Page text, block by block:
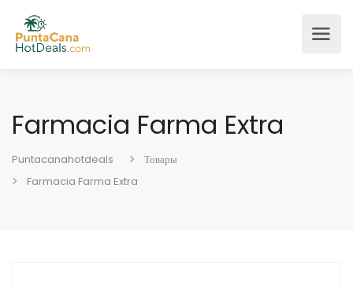
Farmacia Farma Extra
Puntacanahotdeals
Товары
Farmacia Farma Extra